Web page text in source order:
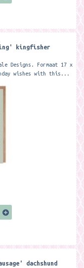
kingfisher
Designs. Formaat 17 x
wishes with this...
dachshund